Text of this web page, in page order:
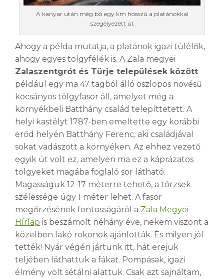
A kanyar után még bő egy km hosszú a platánokkal
szegélyezett út
Ahogy a példa mutatja, a platánok igazi túlélők,
ahogy egyes tölgyfélék is. A Zala megyei
Zalaszentgrót és Türje települések között
például egy ma 47 tagból álló oszlopos növésű
kocsányos tölgyfasor áll, amelyet még a
környékbeli Batthány család telepíttetett. A
helyi kastélyt 1787-ben emeltette egy korábbi
erőd helyén Batthány Ferenc, aki családjával
sokat vadászott a környéken. Az ehhez vezető
egyik út volt ez, amelyen ma ez a káprázatos
tölgyeket magába foglaló sor látható.
Magasságuk 12-17 méterre tehető, a törzsek
szélessége úgy 1 méter lehet. A fasor
megőrzésének fontosságáról a Zala Megyei
Hírlap is beszámolt néhány éve, nekem viszont a
közelben lakó rokonok ajánlották. És milyen jól
tették! Nyár végén jártunk itt, hát erejük
teljében láthattuk a fákat. Pompásak, igazi
élmény volt sétálni alattuk. Csak azt sajnáltam,